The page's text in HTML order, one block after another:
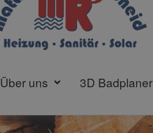
Über uns 3D Badplaner